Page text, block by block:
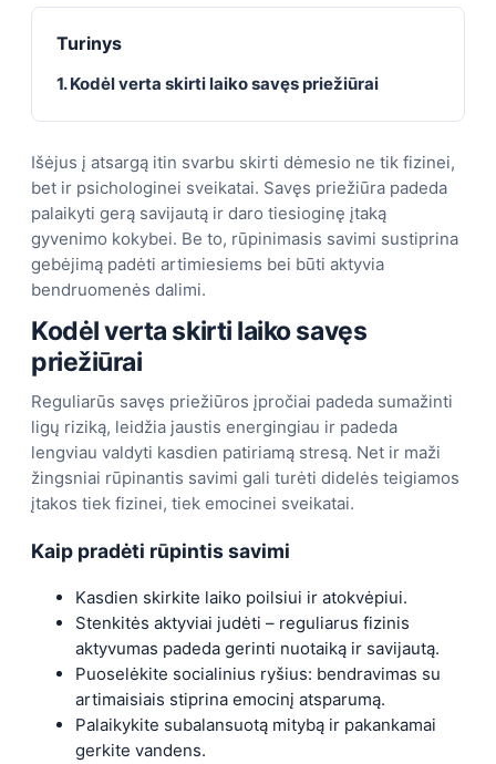
Turinys
1. Kodėl verta skirti laiko savęs priežiūrai
Išėjus į atsargą itin svarbu skirti dėmesio ne tik fizinei,
bet ir psichologinei sveikatai. Savęs priežiūra padeda
palaikyti gerą savijautą ir daro tiesioginę įtaką
gyvenimo kokybei. Be to, rūpinimasis savimi sustiprina
gebėjimą padėti artimiesiems bei būti aktyvia
bendruomenės dalimi.
Kodėl verta skirti laiko savęs
priežiūrai
Reguliarūs savęs priežiūros įpročiai padeda sumažinti
ligų riziką, leidžia jaustis energingiau ir padeda
lengviau valdyti kasdien patiriamą stresą. Net ir maži
žingsniai rūpinantis savimi gali turėti didelės teigiamos
įtakos tiek fizinei, tiek emocinei sveikatai.
Kaip pradėti rūpintis savimi
Kasdien skirkite laiko poilsiui ir atokvėpiui.
Stenkitės aktyviai judėti – reguliarus fizinis
aktyvumas padeda gerinti nuotaiką ir savijautą.
Puoselėkite socialinius ryšius: bendravimas su
artimaisiais stiprina emocinį atsparumą.
Palaikykite subalansuotą mitybą ir pakankamai
gerkite vandens.